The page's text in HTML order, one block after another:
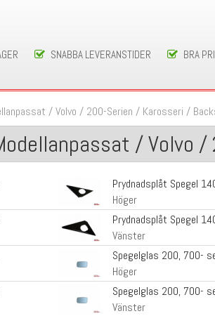
SNABBA LEVERANSTIDER BRA
/Volvo / 200-Serien / Karosseri /
/ Volvo
Prydnadsplåt Spegel
Höger
Prydnadsplåt Spegel
Vänster
Spegelglas 200, 700-
Höger
Spegelglas 200, 700-
Vänster